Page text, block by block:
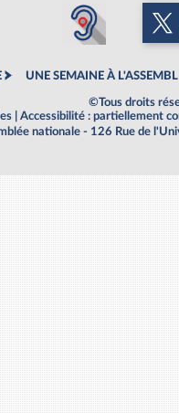
UNE SEMAINE À
©Tous droits
Accessibilité : partiellement
nationale - 126 Rue de